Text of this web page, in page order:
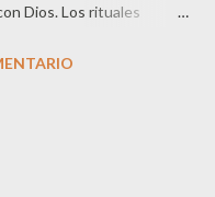
Dios. Los rituales
que son redimidos